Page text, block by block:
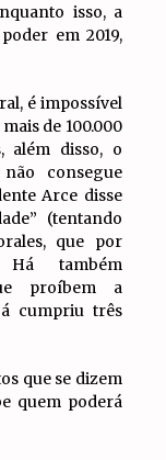
isso, a
em 2019,
é impossível
de 100.000
além disso, o
consegue
Arce disse
(tentando
que por
também
proíbem a
cumpriu três
que se dizem
quem poderá